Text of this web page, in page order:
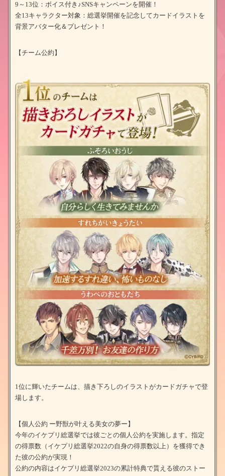
9～13位：ボイス付き♪SNSキャンペーンを開催！
全13キャラクター対象：総選挙開催を記念してカードイラストを
背景アバター化＆プレゼント！
【チーム公約】
1位に輝いたチームは、描き下ろしのイラストがカードガチャで登
場します。
【個人公約 ー野獣が叶える美女の夢ー】
今年のイケプリ総選挙では彼ごとの個人公約を実施します。指定
の得票数（イケプリ総選挙2022の自身の得票数以上）を獲得でき
た彼の公約が実現！
公約の内容はイケプリ総選挙2023の累計特典で貰える彼のストー